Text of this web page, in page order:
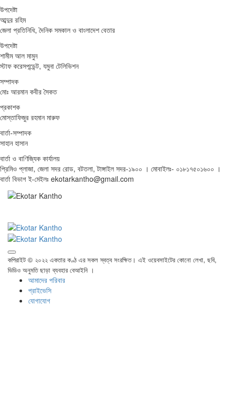
উপদেষ্টা
আব্দুর রহিম
জেলা প্রতিনিধি, দৈনিক সমকাল ও বাংলাদেশ বেতার
উপদেষ্টা
শামীম আল মামুন
স্টাফ করেসপন্ডেন্ট, যমুনা টেলিভিশন
সম্পাদক
মোঃ আরমান কবীর সৈকত
প্রকাশক
মোস্তাফিজুর রহমান মারুফ
বার্তা-সম্পাদক
সাহান হাসান
বার্তা ও বাণিজ্যিক কার্যালয়
প্রিমিও প্লাজা, জেলা সদর রোড, বটতলা, টাঙ্গাইল সদর-১৯০০ । মোবাইলঃ- ০১৮১৭৫০১৬০০ ।
বার্তা বিভাগ ই-মেইলঃ ekotarkantho@gmail.com
কপিরাইট © ২০২২ একতার কণ্ঠ এর সকল স্বত্ব সংরক্ষিত। এই ওয়েবসাইটের কোনো লেখা, ছবি,
ভিডিও অনুমতি ছাড়া ব্যবহার বেআইনি ।
আমাদের পরিবার
প্রাইভেসি
যোগাযোগ